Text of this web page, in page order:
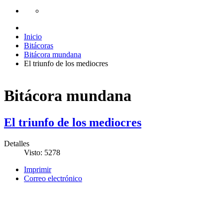
Inicio
Bitácoras
Bitácora mundana
El triunfo de los mediocres
Bitácora mundana
El triunfo de los mediocres
Detalles
Visto: 5278
Imprimir
Correo electrónico